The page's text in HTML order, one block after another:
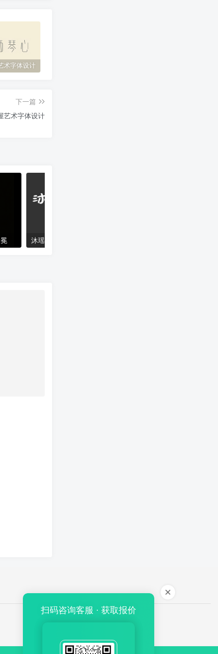
术字体设计
下一篇
艺术字体设计
沐瑶软笔手写体
扫码咨询客服 · 获取报价